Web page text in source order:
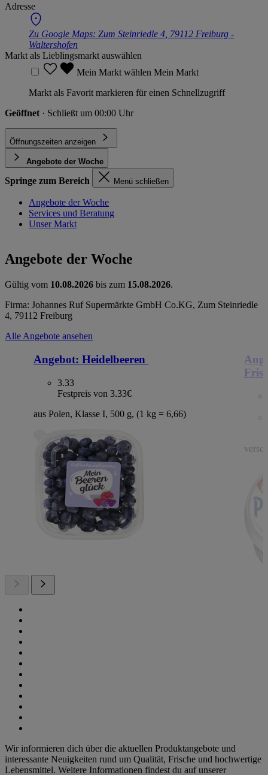
Adresse
Zu Google Maps: Zum Steinriedle 4, 79112 Freiburg -
Waltershofen
Markt als Lieblingsmarkt auswählen
Mein Markt wählen Mein Markt
Markt als Favorit markieren für einen Schnellzugriff
Geöffnet · Schließt um 00:00 Uhr
Öffnungszeiten anzeigen
Angebote der Woche
Springe zum Bereich Menü schließen
Angebote der Woche
Services und Beratung
Unser Markt
Angebote der Woche
Gültig vom 10.08.2026 bis zum 15.08.2026.
Firma: Johannes Ruf Supermärkte GmbH Co.KG, Zum Steinriedle
4, 79112 Freiburg
Alle Angebote ansehen
Angebot: Heidelbeeren
3.33
Festpreis von 3.33€
aus Polen, Klasse I, 500 g, (1 kg = 6,66)
Wir informieren dich über die aktuellen Produktangebote und
interessante Neuigkeiten rund um Qualität, Frische und hochwertige
Lebensmittel. Weitere Informationen findest du auf unserer